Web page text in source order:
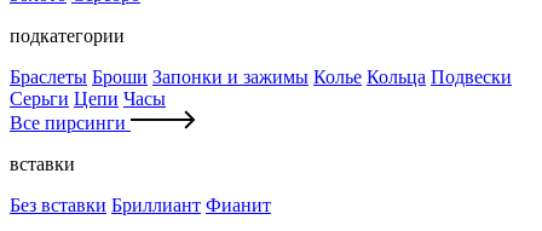
подкатегории
Браслеты Броши Запонки и зажимы Колье Кольца Подвески
Серьги Цепи Часы
Все пирсинги
вставки
Без вставки Бриллиант Фианит